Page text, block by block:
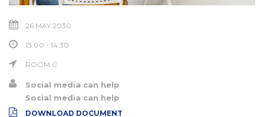
26 MAY 2030
13:00 - 14:30
ROOM C
Social media can help
Social media can help
DOWNLOAD DOCUMENT